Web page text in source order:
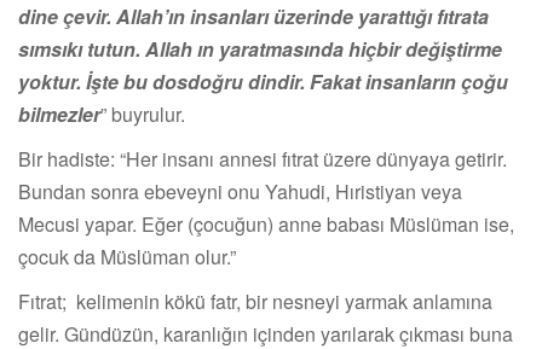
dine çevir. Allah’ın insanları üzerinde yarattığı fıtrata
sımsıkı tutun. Allah ın yaratmasında hiçbir değiştirme
yoktur. İşte bu dosdoğru dindir. Fakat insanların çoğu
bilmezler” buyrulur.
Bir hadiste: “Her insanı annesi fıtrat üzere dünyaya getirir.
Bundan sonra ebeveyni onu Yahudi, Hıristiyan veya
Mecusi yapar. Eğer (çocuğun) anne babası Müslüman ise,
çocuk da Müslüman olur.”
Fıtrat; kelimenin kökü fatr, bir nesneyi yarmak anlamına
gelir. Gündüzün, karanlığın içinden yarılarak çıkması buna